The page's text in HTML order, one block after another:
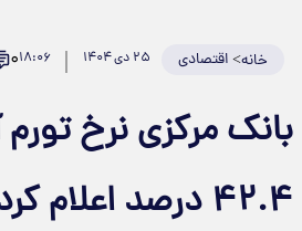
خانه>اقتصادی ۲۵ دی ۱۴۰۴ ۱۸:۰۶۰
بانک مرکزی نرخ تورم
۴۲.۴ درصد اعلام کرد